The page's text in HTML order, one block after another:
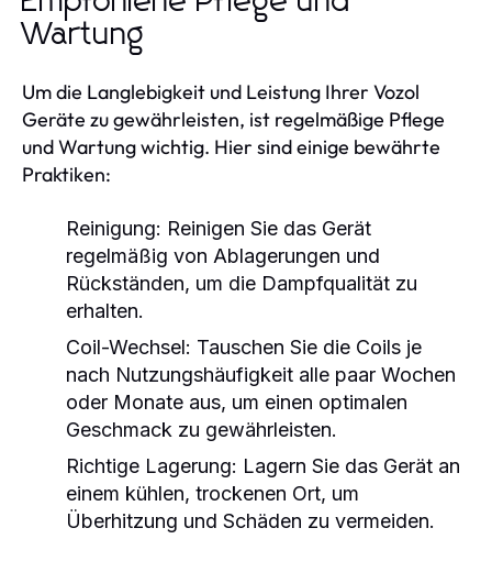
Wartung
Um die Langlebigkeit und Leistung Ihrer Vozol
Geräte zu gewährleisten, ist regelmäßige Pflege
und Wartung wichtig. Hier sind einige bewährte
Praktiken:
Reinigung: Reinigen Sie das Gerät
regelmäßig von Ablagerungen und
Rückständen, um die Dampfqualität zu
erhalten.
Coil-Wechsel: Tauschen Sie die Coils je
nach Nutzungshäufigkeit alle paar Wochen
oder Monate aus, um einen optimalen
Geschmack zu gewährleisten.
Richtige Lagerung: Lagern Sie das Gerät an
einem kühlen, trockenen Ort, um
Überhitzung und Schäden zu vermeiden.